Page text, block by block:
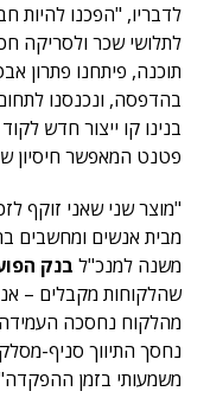
לדבריו, "הפכנו להיות
לתלושי שכר ולסריקה
תוכנה, פיתחנו פתרון
בהדפסה, ונכנסנו
בנינו קו ייצור חדש
פטנט המאפשר חיסיון
מבית אנשים ומחשבים
משנה למנכ"ל בנק
שהלקוחות מקבלים –
מהלקוח נחסכה
נחסך התיווך סניף-
משמעותי בזמן